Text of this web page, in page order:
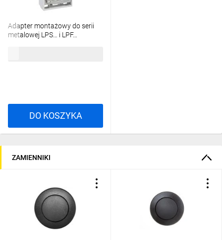
Adapter montażowy do serii
metalowej LPS… i LPF…
DO KOSZYKA
ZAMIENNIKI